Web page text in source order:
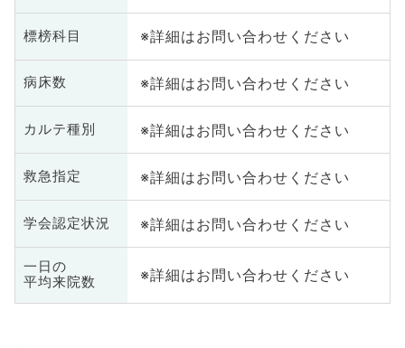
標榜科目 ※詳細はお問い合わせください
病床数 ※詳細はお問い合わせください
カルテ種別 ※詳細はお問い合わせください
救急指定 ※詳細はお問い合わせください
学会認定状況 ※詳細はお問い合わせください
一日の
平均来院数
※詳細はお問い合わせください